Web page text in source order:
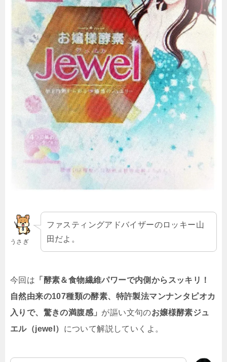
うさぎ
ファスティングアドバイザーのロッキー山
田だよ。
今回は 「酵素＆食物繊維パワーで内側からスッキリ！
自然由来の107種類の酵素、特許製法マンナンタピオカ
入りで、驚きの満腹感」 が謳い文句のお嬢様酵素ジュ
エル（jewel） について解説していくよ。